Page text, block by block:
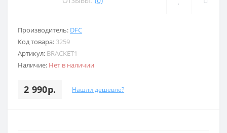
Производитель: DFC
Код товара: 3259
Артикул: BRACKET1
Наличие: Нет в наличии
2 990р. Нашли дешевле?